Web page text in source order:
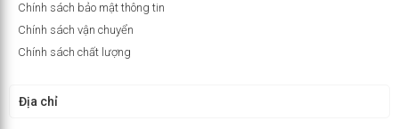
Chính sách bảo mật thông tin
Chính sách vận chuyển
Chính sách chất lượng
Địa chỉ